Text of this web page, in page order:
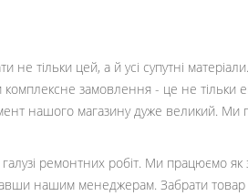
тільки цей, а й усі супутні
замовлення - це не тільки
нашого магазину дуже великий.
ремонтних робіт. Ми працюємо
нашим менеджерам. Забрати